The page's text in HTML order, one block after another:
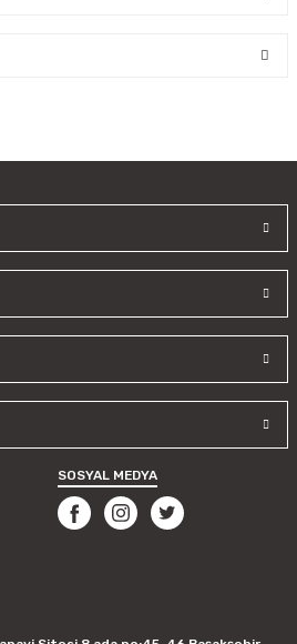
veya görüntülenemiyor.
olmalı.
Gönder
SOSYAL MEDYA